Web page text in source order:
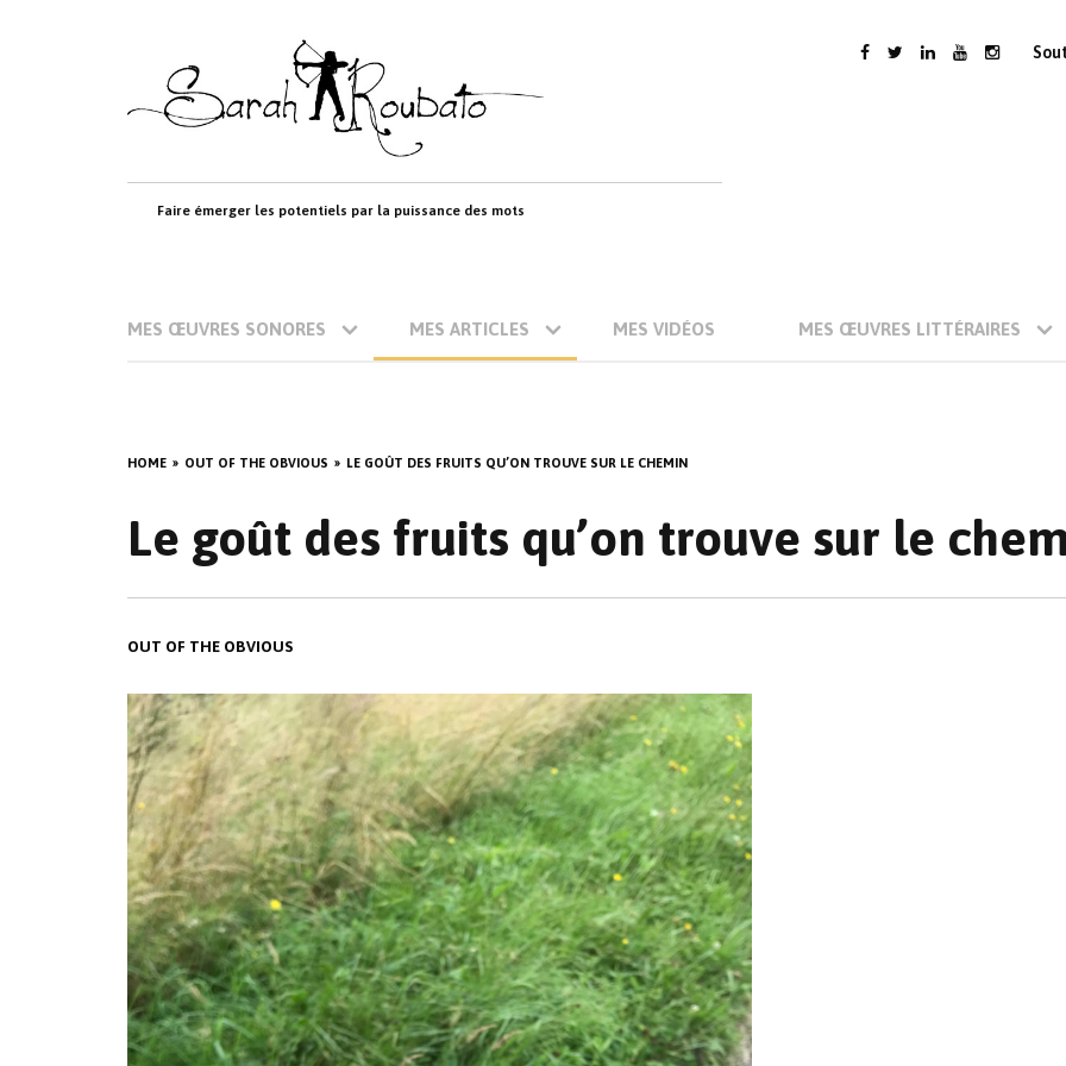
content
Faire émerger les potentiels par la puissance des mots
MES ŒUVRES SONORES MES ARTICLES MES VIDÉOS MES ŒUVRES LITTÉRAIRES
HOME OUT OF THE OBVIOUS LE GOÛT DES FRUITS QU’ON TROUVE SUR LE CHEMIN
Le goût des fruits qu’on trouve sur le
OUT OF THE OBVIOUS